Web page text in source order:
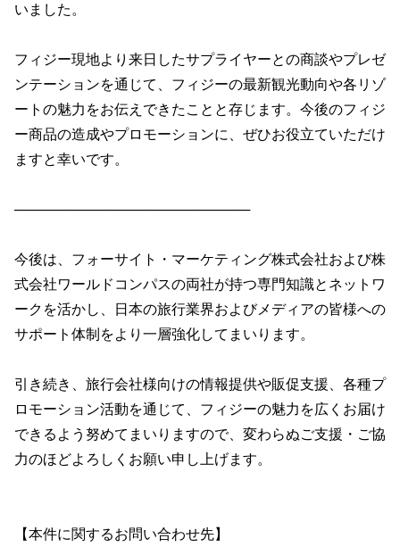
いました。
フィジー現地より来日したサプライヤーとの商談やプレゼ
ンテーションを通じて、フィジーの最新観光動向や各リゾ
ートの魅力をお伝えできたことと存じます。今後のフィジ
ー商品の造成やプロモーションに、ぜひお役立ていただけ
ますと幸いです。
────────────────────────
今後は、フォーサイト・マーケティング株式会社および株
式会社ワールドコンパスの両社が持つ専門知識とネットワ
ークを活かし、日本の旅行業界およびメディアの皆様への
サポート体制をより一層強化してまいります。
引き続き、旅行会社様向けの情報提供や販促支援、各種プ
ロモーション活動を通じて、フィジーの魅力を広くお届け
できるよう努めてまいりますので、変わらぬご支援・ご協
力のほどよろしくお願い申し上げます。
【本件に関するお問い合わせ先】